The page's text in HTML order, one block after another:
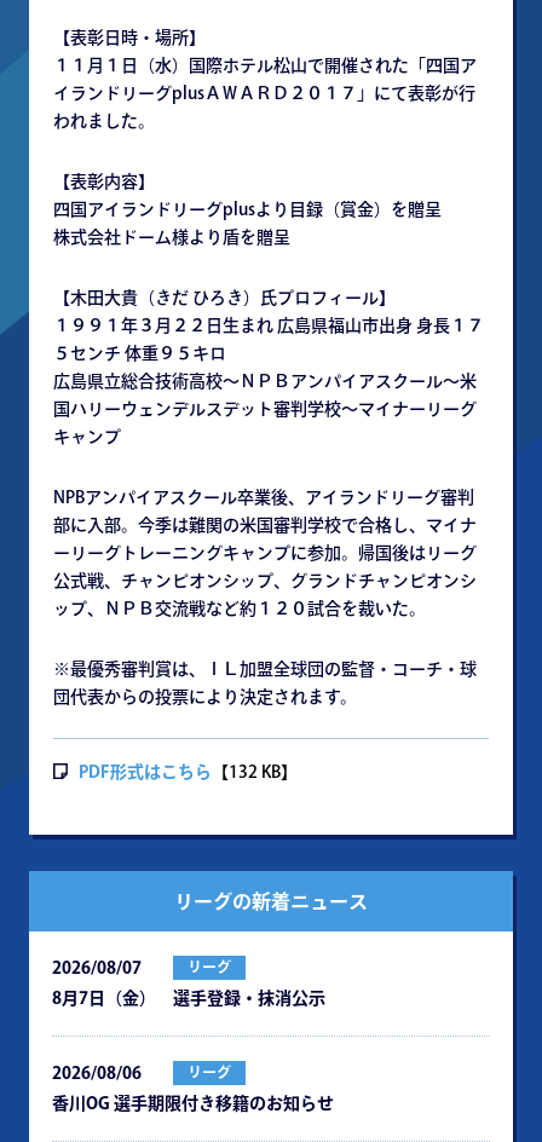
【表彰日時・場所】
１１月１日（水）国際ホテル松山で開催された「四国ア
イランドリーグplusＡＷＡＲＤ２０１７」にて表彰が行
われました。
【表彰内容】
四国アイランドリーグplusより目録（賞金）を贈呈
株式会社ドーム様より盾を贈呈
【木田大貴（きだ ひろき）氏プロフィール】
１９９１年３月２２日生まれ 広島県福山市出身 身長１７
５センチ 体重９５キロ
広島県立総合技術高校～ＮＰＢアンパイアスクール～米
国ハリーウェンデルスデット審判学校～マイナーリーグ
キャンプ
NPBアンパイアスクール卒業後、アイランドリーグ審判
部に入部。今季は難関の米国審判学校で合格し、マイナ
ーリーグトレーニングキャンプに参加。帰国後はリーグ
公式戦、チャンピオンシップ、グランドチャンピオンシ
ップ、ＮＰＢ交流戦など約１２０試合を裁いた。
※最優秀審判賞は、ＩＬ加盟全球団の監督・コーチ・球
団代表からの投票により決定されます。
PDF形式はこちら 【132 KB】
リーグの新着ニュース
2026/08/07 リーグ
8月7日（金） 選手登録・抹消公示
2026/08/06 リーグ
⾹川OG 選⼿期限付き移籍のお知らせ